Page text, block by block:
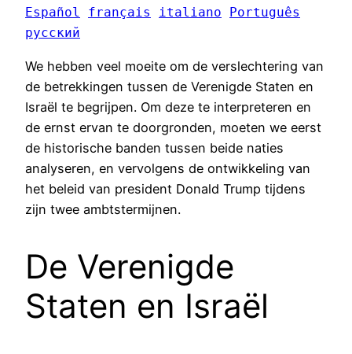
Español
français italiano
Português
русский
We hebben veel moeite om de verslechtering van
de betrekkingen tussen de Verenigde Staten en
Israël te begrijpen. Om deze te interpreteren en
de ernst ervan te doorgronden, moeten we eerst
de historische banden tussen beide naties
analyseren, en vervolgens de ontwikkeling van
het beleid van president Donald Trump tijdens
zijn twee ambtstermijnen.
De Verenigde
Staten en Israël